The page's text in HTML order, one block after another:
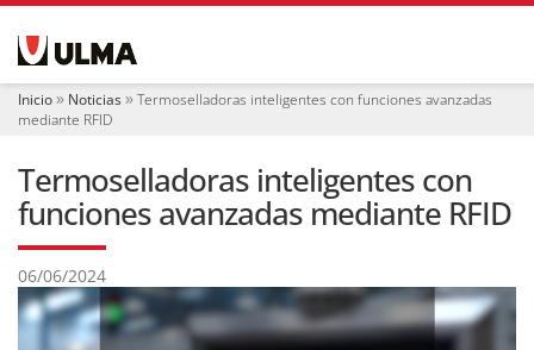
e Inicio Noticias
Termoselladoras inteligentes con funciones avanzadas
mediante RFID
Termoselladoras inteligentes con
funciones avanzadas mediante RFID
06/06/2024